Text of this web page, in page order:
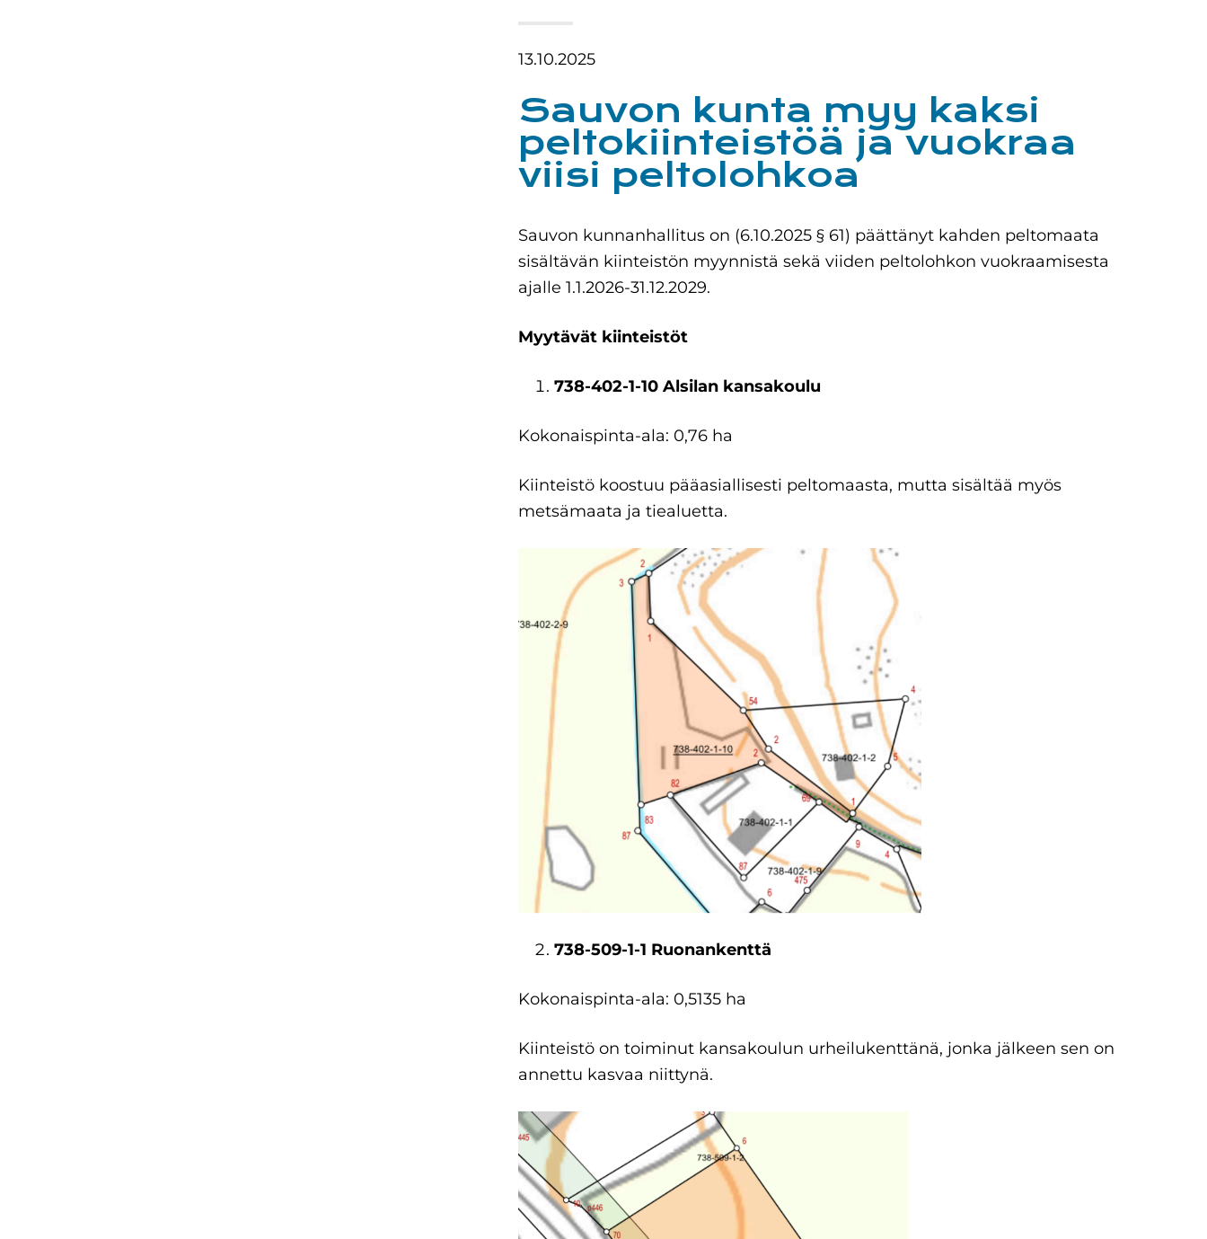
13.10.2025
Sauvon kunta myy kaksi
peltokiinteistöä ja vuokraa
viisi peltolohkoa
Sauvon kunnanhallitus on (6.10.2025 § 61) päättänyt kahden peltomaata
sisältävän kiinteistön myynnistä sekä viiden peltolohkon vuokraamisesta
ajalle 1.1.2026-31.12.2029.
Myytävät kiinteistöt
738-402-1-10 Alsilan kansakoulu
Kokonaispinta-ala: 0,76 ha
Kiinteistö koostuu pääasiallisesti peltomaasta, mutta sisältää myös
metsämaata ja tiealuetta.
738-509-1-1 Ruonankenttä
Kokonaispinta-ala: 0,5135 ha
Kiinteistö on toiminut kansakoulun urheilukenttänä, jonka jälkeen sen on
annettu kasvaa niittynä.